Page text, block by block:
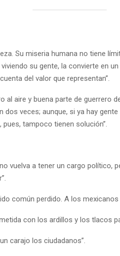
Su miseria humana no tiene
su gente, la convierte en
del valor que representan”.
al aire y buena parte de guerrero
dos veces; aunque, si ya hay
tampoco tienen solución”.
vuelva a tener un cargo político,
común perdido. A los
con los ardillos y los tlacos
carajo los ciudadanos”.